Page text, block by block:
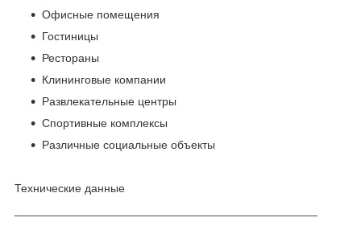
Офисные помещения
Гостиницы
Рестораны
Клининговые компании
Развлекательные центры
Спортивные комплексы
Различные социальные объекты
Технические данные